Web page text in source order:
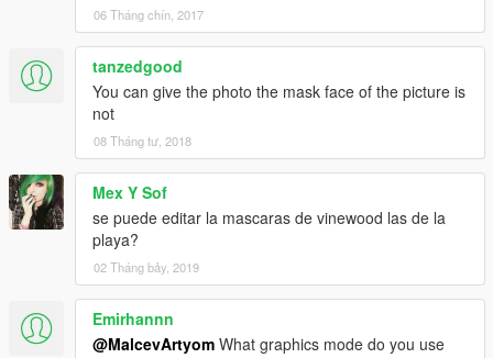
06 Tháng chín, 2017
tanzedgood
You can give the photo the mask face of the picture is
not
08 Tháng tư, 2018
Mex Y Sof
se puede editar la mascaras de vinewood las de la
playa?
02 Tháng bảy, 2019
Emirhannn
@MalcevArtyom What graphics mode do you use